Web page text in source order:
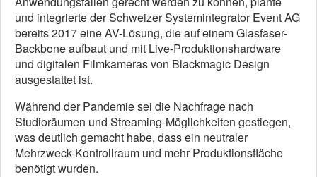
und integrierte der Schweizer Systemintegrator Event AG
bereits 2017 eine AV-Lösung, die auf einem Glasfaser-
Backbone aufbaut und mit Live-Produktionshardware
und digitalen Filmkameras von Blackmagic Design
ausgestattet ist.
Während der Pandemie sei die Nachfrage nach
Studioräumen und Streaming-Möglichkeiten gestiegen,
was deutlich gemacht habe, dass ein neutraler
Mehrzweck-Kontrollraum und mehr Produktionsfläche
benötigt wurden.